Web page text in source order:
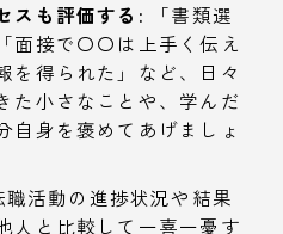
スも評価する: 「書類選
面接で〇〇は上手く伝え
を得られた」など、日々
た小さなことや、学んだ
自身を褒めてあげましょ
職活動の進捗状況や結果
人と比較して一喜一憂す